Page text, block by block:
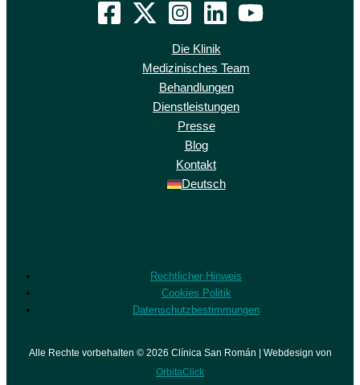
Die Klinik
Medizinisches Team
Behandlungen
Dienstleistungen
Presse
Blog
Kontakt
Deutsch
Rechtlicher Hinweis
Cookies Politik
Datenschutzbestimmungen
Alle Rechte vorbehalten © 2026 Clínica San Román | Webdesign von
OrbitaClick